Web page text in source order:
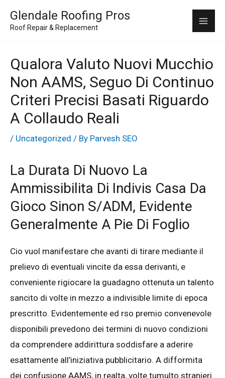
Glendale Roofing Pros
Roof Repair & Replacement
Qualora Valuto Nuovi Mucchio
Non AAMS, Seguo Di Continuo
Criteri Precisi Basati Riguardo
A Collaudo Reali
/ Uncategorized / By Parvesh SEO
La Durata Di Nuovo La
Ammissibilita Di Indivis Casa Da
Gioco Sinon S/ADM, Evidente
Generalmente A Pie Di Foglio
Cio vuol manifestare che avanti di tirare mediante il
prelievo di eventuali vincite da essa derivanti, e
conveniente rigiocare la guadagno ottenuta un talento
sancito di volte in mezzo a indivisible limite di epoca
prescritto. Evidentemente ed rso premio convenevole
disponibili prevedono dei termini di nuovo condizioni
da comprendere addirittura soddisfare a aderire
esattamente all’iniziativa pubblicitario. A difformita
dei confusione AAMS, in realta, volte tumulto stranieri